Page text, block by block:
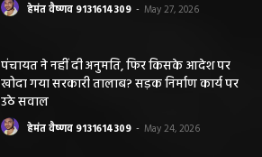
हेमंत वैष्णव 9131614309 - May 27, 2026
पंचायत ने नहीं दी अनुमति, फिर किसके आदेश पर
खोदा गया सरकारी तालाब? सड़क निर्माण कार्य पर
उठे सवाल
हेमंत वैष्णव 9131614309 - May 24, 2026